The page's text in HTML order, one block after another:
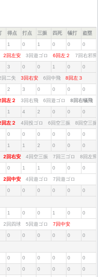
得点 打点 三振 四死 犠打 盗塁
1 0 1 0 0 0
2回左安 3回遊ゴロ 6回左２ 7回右邪
3 0 0 1 0 0
回二失 3回右安 6回中飛 8回左３
2 3 0 0 0 0
回左２ 3回右飛 6回遊ゴロ 8回右犠飛
1 4 2 0 0 0
回左２ 4回投ゴロ 6回空三振 8回空三
0 0 0 0 0 0
1 1 2 0 0 0
2回右安 4回空三振 7回三ゴロ 8回左
0 1 1 0 0 0
2回中安 4回遊ゴロ 7回遊ゴロ
0 0 0 0 0 0
1 0 0 1 0 0
2回四球 5回遊ゴロ 7回中安
0 0 0 0 0 0
0 0 0 0 0 0
0 0 0 0 0 0